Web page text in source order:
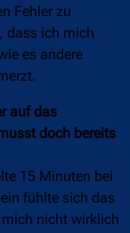
Fehler zu
dass ich mich
es andere
auf das
doch bereits
15 Minuten bei
fühlte sich das
nicht wirklich